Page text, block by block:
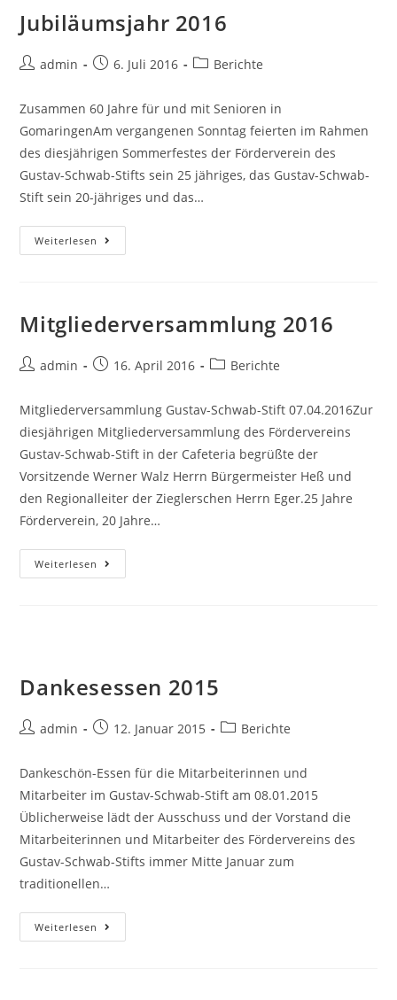
Jubiläumsjahr 2016
Beitrags-
admin
Beitrag6. Juli 2016
Beitrags-
Berichte
Zusammen 60 Jahre für und mit Senioren in
GomaringenAm vergangenen Sonntag feierten im Rahmen
des diesjährigen Sommerfestes der Förderverein des
Gustav-Schwab-Stifts sein 25 jähriges, das Gustav-Schwab-
Stift sein 20-jähriges und das…
Weiterlesen Jubiläumsjahr
2016
Mitgliederversammlung 2016
Beitrags-
admin
Beitrag16. April 2016
Beitrags-
Berichte
Mitgliederversammlung Gustav-Schwab-Stift 07.04.2016Zur
diesjährigen Mitgliederversammlung des Fördervereins
Gustav-Schwab-Stift in der Cafeteria begrüßte der
Vorsitzende Werner Walz Herrn Bürgermeister Heß und
den Regionalleiter der Zieglerschen Herrn Eger.25 Jahre
Förderverein, 20 Jahre…
Weiterlesen Mitgliederversammlung
2016
Dankesessen 2015
Beitrags-
admin
Beitrag12. Januar 2015
Beitrags-
Berichte
Dankeschön-Essen für die Mitarbeiterinnen und
Mitarbeiter im Gustav-Schwab-Stift am 08.01.2015
Üblicherweise lädt der Ausschuss und der Vorstand die
Mitarbeiterinnen und Mitarbeiter des Fördervereins des
Gustav-Schwab-Stifts immer Mitte Januar zum
traditionellen…
Weiterlesen Dankesessen
2015